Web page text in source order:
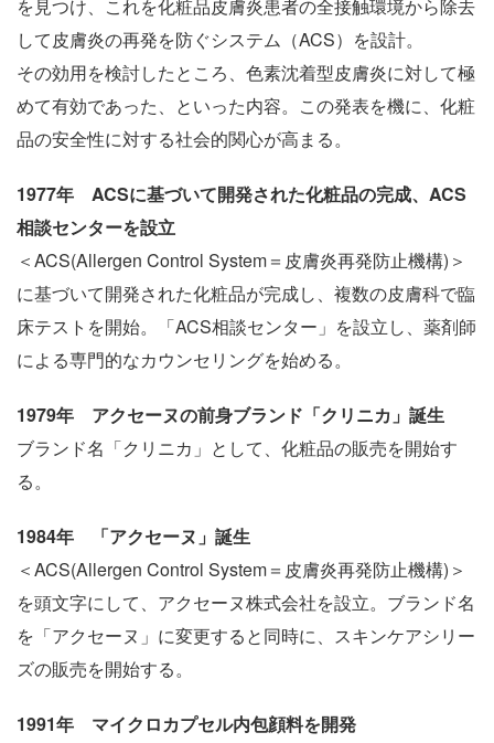
を見つけ、これを化粧品皮膚炎患者の全接触環境から除去
して皮膚炎の再発を防ぐシステム（ACS）を設計。
その効用を検討したところ、色素沈着型皮膚炎に対して極
めて有効であった、といった内容。この発表を機に、化粧
品の安全性に対する社会的関心が高まる。
1977年 ACSに基づいて開発された化粧品の完成、ACS
相談センターを設立
＜ACS(Allergen Control System＝皮膚炎再発防止機構)＞
に基づいて開発された化粧品が完成し、複数の皮膚科で臨
床テストを開始。「ACS相談センター」を設立し、薬剤師
による専門的なカウンセリングを始める。
1979年 アクセーヌの前身ブランド「クリニカ」誕生
ブランド名「クリニカ」として、化粧品の販売を開始す
る。
1984年 「アクセーヌ」誕生
＜ACS(Allergen Control System＝皮膚炎再発防止機構)＞
を頭文字にして、アクセーヌ株式会社を設立。ブランド名
を「アクセーヌ」に変更すると同時に、スキンケアシリー
ズの販売を開始する。
1991年 マイクロカプセル内包顔料を開発